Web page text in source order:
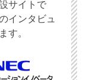
サイトで
インタビュ
す。